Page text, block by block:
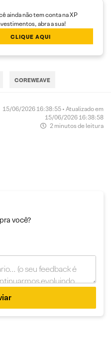
ainda não tem conta na XP
abra a sua!
CLIQUE AQUI
COREWEAVE
15/06/2026 16:38:55 • Atualizado em
15/06/2026 16:38:58
2 minutos de leitura
você?